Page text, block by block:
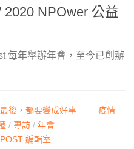
2020 NPOwer 公益
每年舉辦年會，至今已創辦
後，都要變成好事 —— 疫情
/ 專訪 / 年會
編輯室